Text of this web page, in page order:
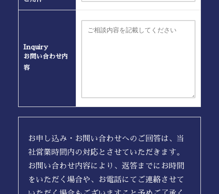
Inquiry
お問い合わせ内
容
お申し込み・お問い合わせへのご回答は、当
社営業時間内の対応とさせていただきます。
お問い合わせ内容により、返答までにお時間
をいただく場合や、お電話にてご連絡させて